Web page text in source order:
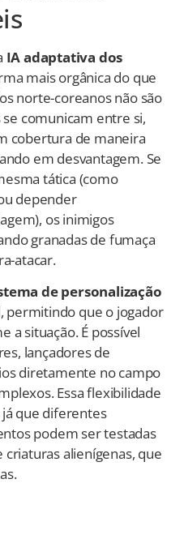
IA adaptativa dos
mais orgânica do que
norte-coreanos não são
comunicam entre si,
cobertura de maneira
em desvantagem. Se
tática (como
depender
os inimigos
granadas de fumaça
atacar.
de personalização
, permitindo que o jogador
a situação. É possível
lançadores de
diretamente no campo
Essa flexibilidade
que diferentes
podem ser testadas
alienígenas, que